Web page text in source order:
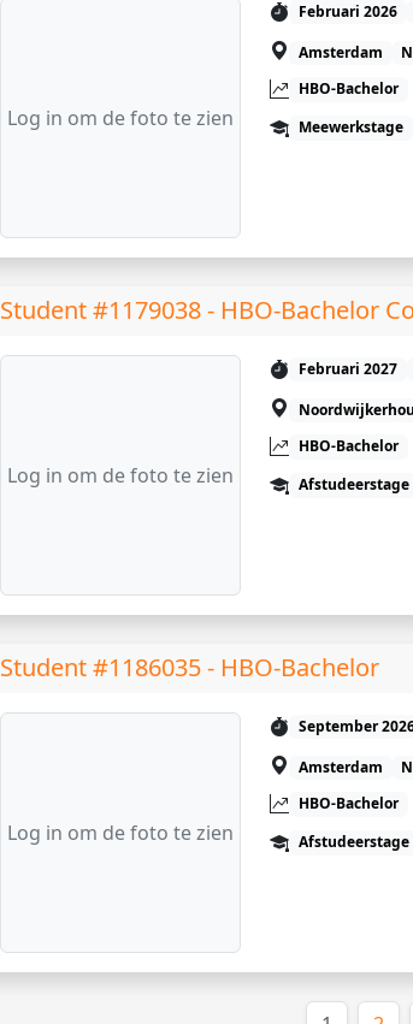
Log in om de foto te zien
Februari 2026
Amsterdam
HBO-Bachelor
Meewerkstage
Student #1179038 - HBO-Bachelor
Log in om de foto te zien
Februari 2027
HBO-Bachelor
Afstudeerstage
Student #1186035 - HBO-Bachelor
Log in om de foto te zien
September
Amsterdam
HBO-Bachelor
Afstudeerstage